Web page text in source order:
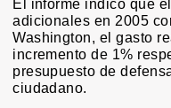
El informe indicó que
adicionales en 2005
Washington, el gasto
incremento de 1%
presupuesto de
ciudadano.